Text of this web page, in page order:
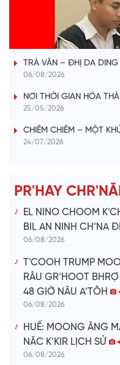
VÀI PHÚT DÀNH CHO
TRÀ VÂN – ĐHỊ DA
06/08/2026
NƠI THỜI GIAN HÓA
25/05/2026
CHIÊM CHIÊM – MỘT
24/07/2026
PR'HAY
EL NINO CHOOM
BIL AN NINH CH’NA
06/08/2026
T’COOH TRUMP
RÂU GR’HOOT
48 GIỜ NÂU A’TÔH
06/08/2026
HUẾ: MOONG ÂNG
NĂC K’KIR LỊCH SỬ
06/08/2026